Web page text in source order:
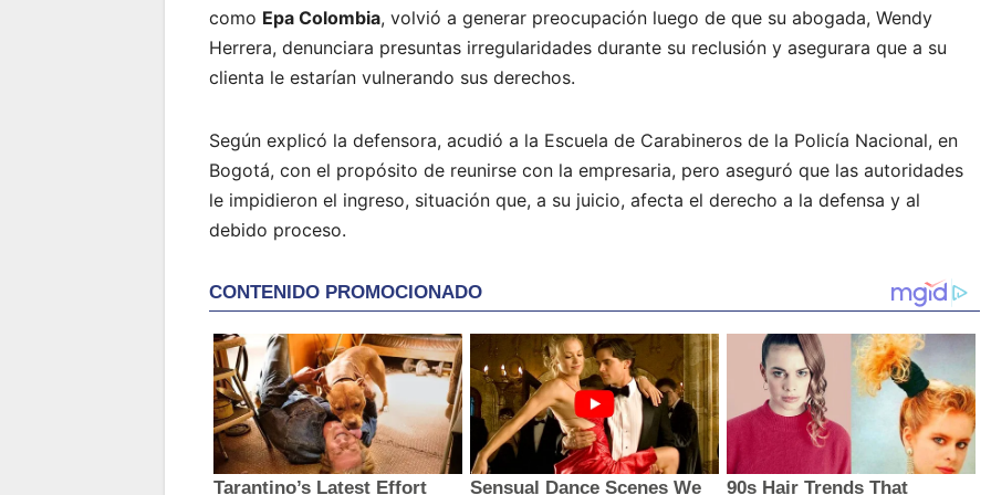
como Epa Colombia, volvió a generar preocupación luego de que su abogada, Wendy
Herrera, denunciara presuntas irregularidades durante su reclusión y asegurara que a su
clienta le estarían vulnerando sus derechos.
Según explicó la defensora, acudió a la Escuela de Carabineros de la Policía Nacional, en
Bogotá, con el propósito de reunirse con la empresaria, pero aseguró que las autoridades
le impidieron el ingreso, situación que, a su juicio, afecta el derecho a la defensa y al
debido proceso.